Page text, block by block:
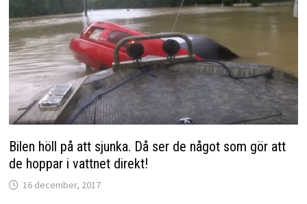
Bilen höll på att sjunka. Då ser de något som gör att
de hoppar i vattnet direkt!
16 december, 2017